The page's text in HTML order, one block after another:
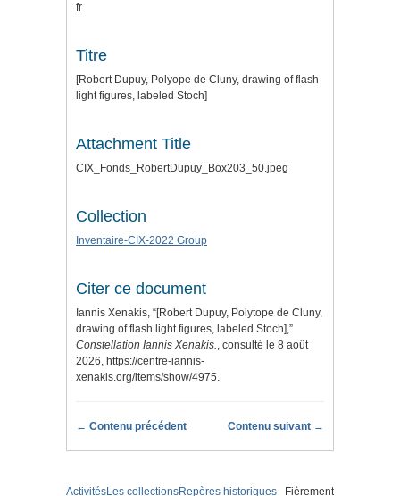
fr
Titre
[Robert Dupuy, Polyope de Cluny, drawing of flash
light figures, labeled Stoch]
Attachment Title
CIX_Fonds_RobertDupuy_Box203_50.jpeg
Collection
Inventaire-CIX-2022 Group
Citer ce document
Iannis Xenakis, “[Robert Dupuy, Polytope de Cluny,
drawing of flash light figures, labeled Stoch],”
Constellation Iannis Xenakis., consulté le 8 août
2026, https://centre-iannis-
xenakis.org/items/show/4975.
← Contenu précédent Contenu suivant →
ActivitésLes collectionsRepères historiques Fièrement